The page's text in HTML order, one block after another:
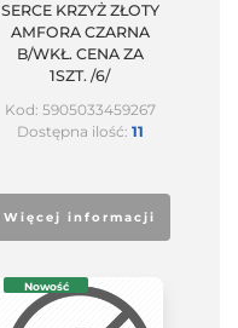
SERCE KRZYŻ ZŁOTY
AMFORA CZARNA
B/WKŁ. CENA ZA
1SZT. /6/
Kod: 5905033459267
Dostępna ilość: 11
Więcej informacji
Nowość